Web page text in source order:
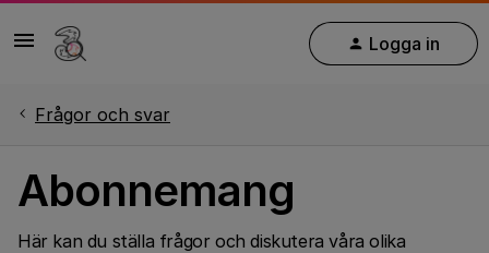
Logga in
Frågor och svar
Abonnemang
Här kan du ställa frågor och diskutera våra olika